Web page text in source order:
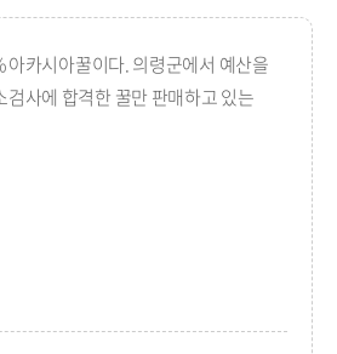
카시아꿀이다. 의령군에서 예산을
사에 합격한 꿀만 판매하고 있는